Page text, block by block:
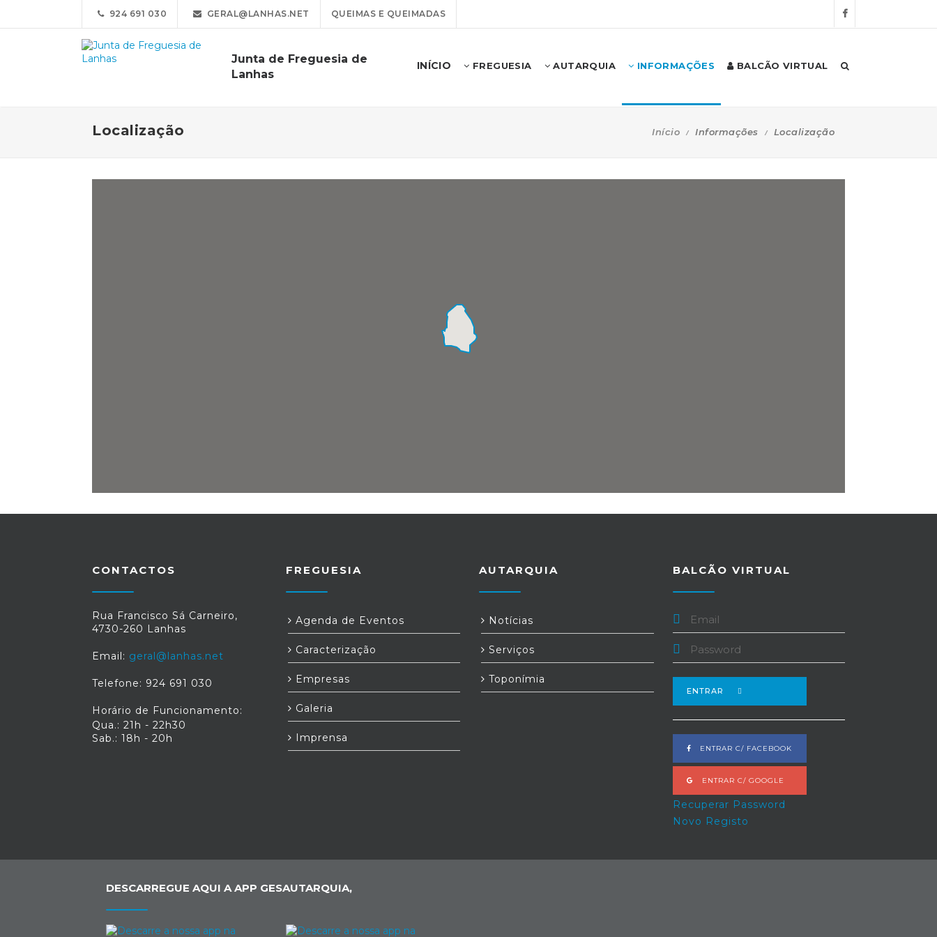
924 691 030 GERAL@LANHAS.NET QUEIMAS E QUEIMADAS
Junta de Freguesia de
Lanhas
INÍCIO FREGUESIA AUTARQUIA INFORMAÇÕES BALCÃO VIRTUAL
Localização Início Informações Localização
CONTACTOS
Rua Francisco Sá Carneiro,
4730-260 Lanhas
Email: geral@lanhas.net
Telefone: 924 691 030
Horário de Funcionamento:
Qua.: 21h - 22h30
Sab.: 18h - 20h
FREGUESIA
Agenda de Eventos
Caracterização
Empresas
Galeria
Imprensa
AUTARQUIA
Notícias
Serviços
Toponímia
BALCÃO VIRTUAL
ENTRAR
ENTRAR C/ FACEBOOK
ENTRAR C/ GOOGLE
Recuperar Password
Novo Registo
DESCARREGUE AQUI A APP GESAUTARQUIA,